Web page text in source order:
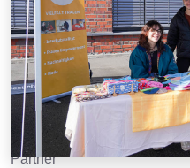
Links
Anmeldung
Anfahrt
Partner